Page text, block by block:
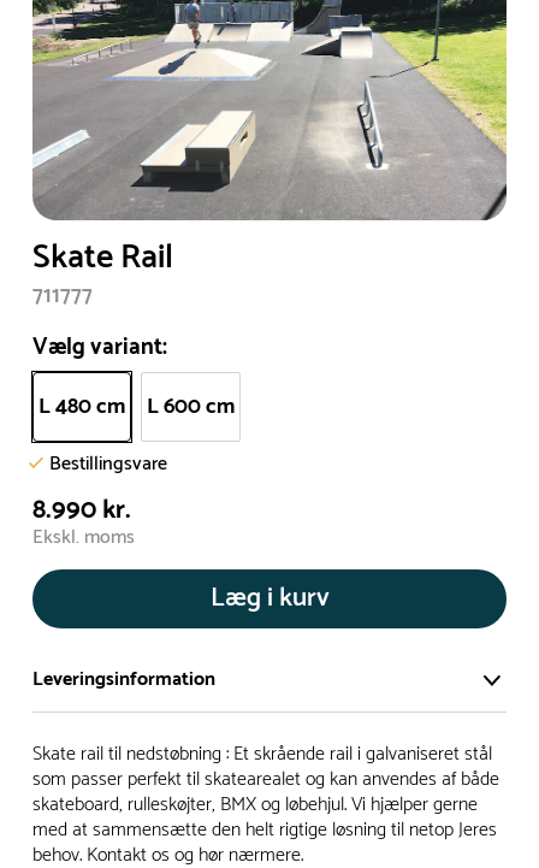
Skate Rail
711777
Vælg variant:
L 480 cm L 600 cm
Bestillingsvare
8.990 kr.
Ekskl. moms
Læg i kurv
Leveringsinformation
Vi har et stort og effektivt lager på ca. 6.000 kvadratmeter
med mere end 5.000 forskellige produkter på hylderne til
omgående levering.
Skate rail til nedstøbning : Et skrående rail i galvaniseret stål
som passer perfekt til skatearealet og kan anvendes af både
skateboard, rulleskøjter, BMX og løbehjul. Vi hjælper gerne
med at sammensætte den helt rigtige løsning til netop Jeres
behov. Kontakt os og hør nærmere.